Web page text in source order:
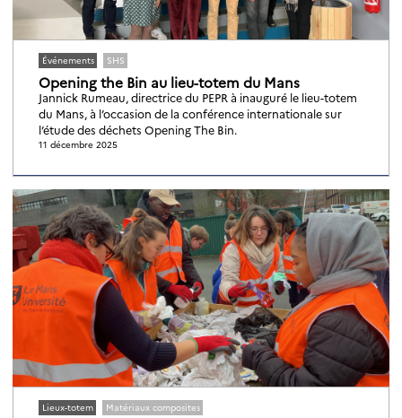
Événements SHS
Opening the Bin au lieu-totem du Mans
Jannick Rumeau, directrice du PEPR à inauguré le lieu-totem
du Mans, à l’occasion de la conférence internationale sur
l’étude des déchets Opening The Bin.
11 décembre 2025
Lieux-totem Matériaux composites